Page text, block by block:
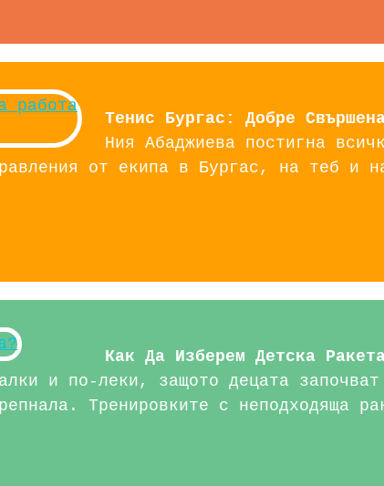
Тенис Бургас: Добре
Ния Абаджиева постигна
от екипа в Бургас, на теб и
Как Да Изберем Детска
и по-леки, защото децата
Тренировките с неподходяща